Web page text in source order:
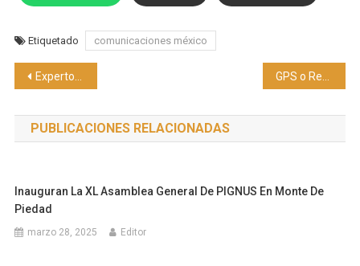
Etiquetado comunicaciones méxico
Navegación
de
entradas
Expertos internacionales en educación discuten el futuro del aprendizaje integrado en el trabajo GPS o Retrovisor: Worky destaca HR Analytics como clave para anticipar los retos de RR. HH. en 2025
PUBLICACIONES RELACIONADAS
Inauguran La XL Asamblea General De PIGNUS En Monte De
Piedad
marzo 28, 2025 Editor